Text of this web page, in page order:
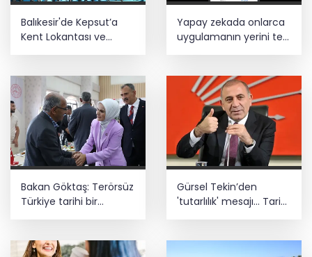
Balıkesir'de Kepsut’a
Kent Lokantası ve
altyapı desteği
Yapay zekada onlarca
uygulamanın yerini tek
asistan alabilir
Bakan Göktaş: Terörsüz
Türkiye tarihi bir
Gürsel Tekin’den
'tutarlılık' mesajı... Tarihi